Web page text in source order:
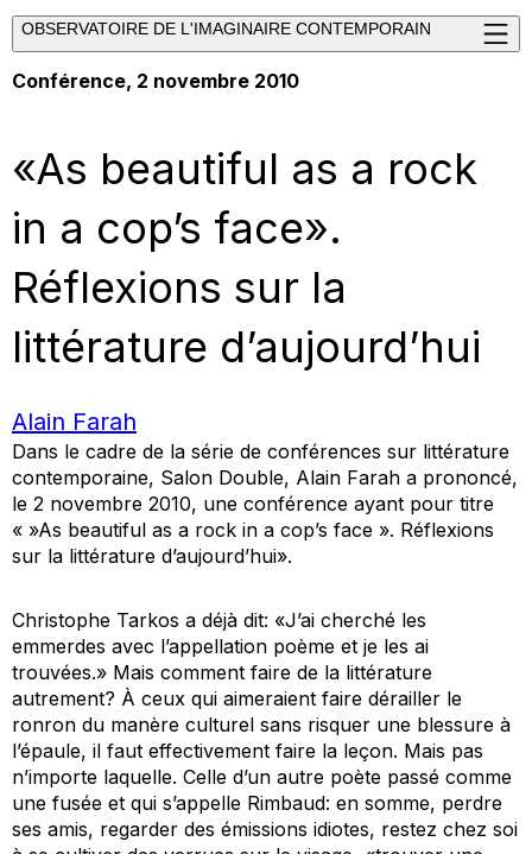
OBSERVATOIRE DE L'IMAGINAIRE CONTEMPORAIN
Conférence, 2 novembre 2010
«As beautiful as a rock
in a cop’s face».
Réflexions sur la
littérature d’aujourd’hui
Alain Farah
Dans le cadre de la série de conférences sur littérature
contemporaine, Salon Double, Alain Farah a prononcé,
le 2 novembre 2010, une conférence ayant pour titre
« »As beautiful as a rock in a cop’s face ». Réflexions
sur la littérature d’aujourd’hui».
Christophe Tarkos a déjà dit: «J’ai cherché les
emmerdes avec l’appellation poème et je les ai
trouvées.» Mais comment faire de la littérature
autrement? À ceux qui aimeraient faire dérailler le
ronron du manère culturel sans risquer une blessure à
l’épaule, il faut effectivement faire la leçon. Mais pas
n’importe laquelle. Celle d’un autre poète passé comme
une fusée et qui s’appelle Rimbaud: en somme, perdre
ses amis, regarder des émissions idiotes, restez chez soi